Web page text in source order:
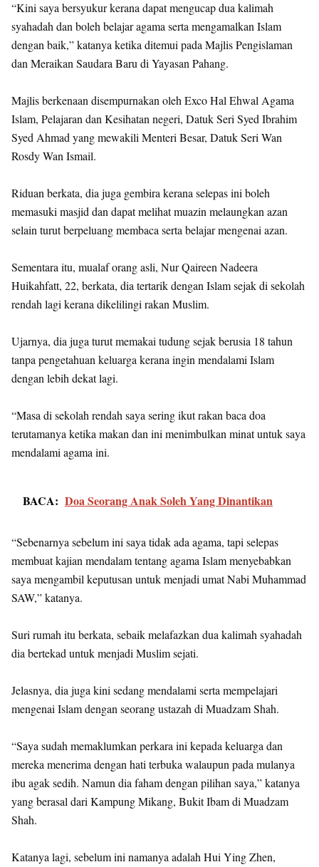
“Kini saya bersyukur kerana dapat mengucap dua kalimah
syahadah dan boleh belajar agama serta mengamalkan Islam
dengan baik,” katanya ketika ditemui pada Majlis Pengislaman
dan Meraikan Saudara Baru di Yayasan Pahang.
Majlis berkenaan disempurnakan oleh Exco Hal Ehwal Agama
Islam, Pelajaran dan Kesihatan negeri, Datuk Seri Syed Ibrahim
Syed Ahmad yang mewakili Menteri Besar, Datuk Seri Wan
Rosdy Wan Ismail.
Riduan berkata, dia juga gembira kerana selepas ini boleh
memasuki masjid dan dapat melihat muazin melaungkan azan
selain turut berpeluang membaca serta belajar mengenai azan.
Sementara itu, mualaf orang asli, Nur Qaireen Nadeera
Huikahfatt, 22, berkata, dia tertarik dengan Islam sejak di sekolah
rendah lagi kerana dikelilingi rakan Muslim.
Ujarnya, dia juga turut memakai tudung sejak berusia 18 tahun
tanpa pengetahuan keluarga kerana ingin mendalami Islam
dengan lebih dekat lagi.
“Masa di sekolah rendah saya sering ikut rakan baca doa
terutamanya ketika makan dan ini menimbulkan minat untuk saya
mendalami agama ini.
BACA: Doa Seorang Anak Soleh Yang Dinantikan
“Sebenarnya sebelum ini saya tidak ada agama, tapi selepas
membuat kajian mendalam tentang agama Islam menyebabkan
saya mengambil keputusan untuk menjadi umat Nabi Muhammad
SAW,” katanya.
Suri rumah itu berkata, sebaik melafazkan dua kalimah syahadah
dia bertekad untuk menjadi Muslim sejati.
Jelasnya, dia juga kini sedang mendalami serta mempelajari
mengenai Islam dengan seorang ustazah di Muadzam Shah.
“Saya sudah memaklumkan perkara ini kepada keluarga dan
mereka menerima dengan hati terbuka walaupun pada mulanya
ibu agak sedih. Namun dia faham dengan pilihan saya,” katanya
yang berasal dari Kampung Mikang, Bukit Ibam di Muadzam
Shah.
Katanya lagi, sebelum ini namanya adalah Hui Ying Zhen,